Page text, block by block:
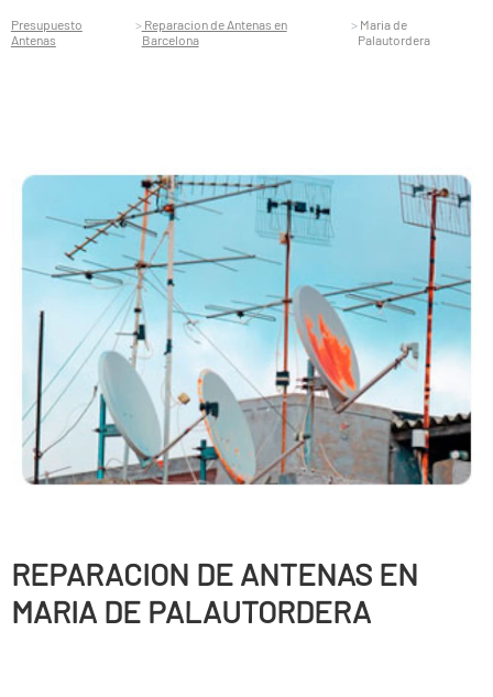
Presupuesto
Antenas
Reparacion de Antenas en
Barcelona
Maria de
Palautordera
REPARACION DE ANTENAS EN
MARIA DE PALAUTORDERA